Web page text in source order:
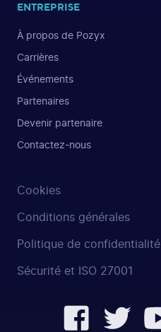
ENTREPRISE
À propos de Pozyx
Carrières
Événements
Partenaires
Devenir partenaire
Contactez-nous
Cookies
Conditions générales
Politique de confidentialité
Sécurité et ISO 27001